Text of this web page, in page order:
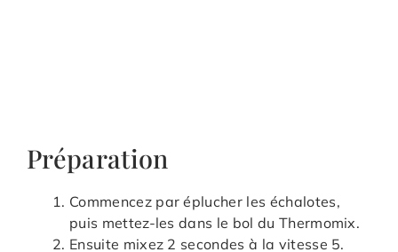
Préparation
Commencez par éplucher les échalotes,
puis mettez-les dans le bol du Thermomix.
Ensuite mixez 2 secondes à la vitesse 5.